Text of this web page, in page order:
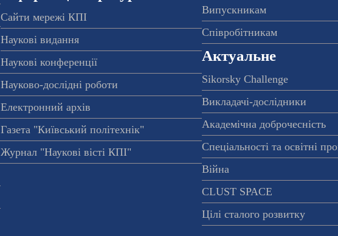
Сайти мережі КПІ
Наукові видання
Наукові конференції
Науково-дослідні роботи
Електронний архів
Газета "Київський політехнік"
Журнал "Наукові вісті КПІ"
Випускникам
Співробітникам
Актуальне
Sikorsky Challenge
Викладачі-дослідники
Академічна доброчесність
Спеціальності та освітні
Війна
CLUST SPACE
Цілі сталого розвитку